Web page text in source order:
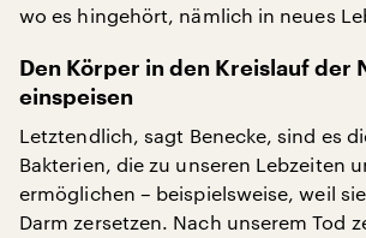
wo es hingehört, nämlich in neues
Den Körper in den Kreislauf der
einspeisen
Letztendlich, sagt Benecke, sind es
Bakterien, die zu unseren Lebzeiten
ermöglichen – beispielsweise, weil
Darm zersetzen. Nach unserem Tod